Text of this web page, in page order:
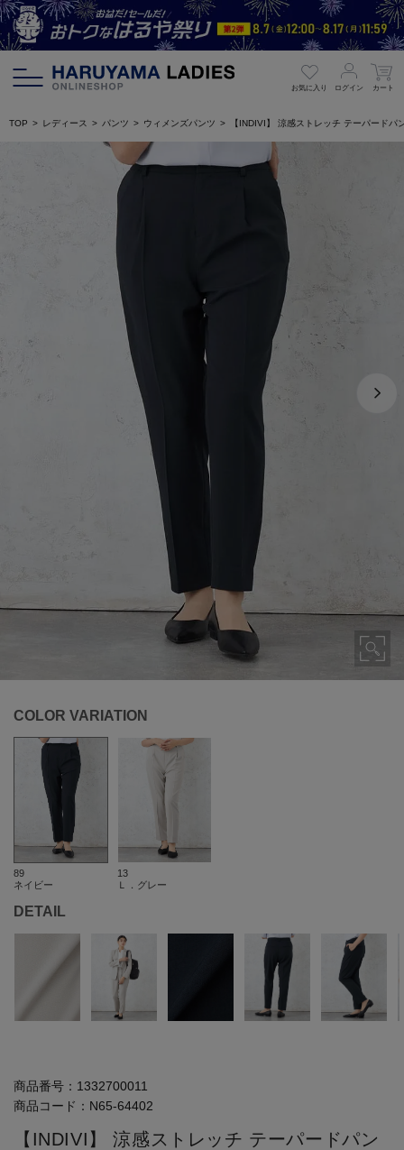
お気に入り ログイン カート
TOP レディース パンツ ウィメンズパンツ 【INDIVI】 涼感ストレッチ テーパード
COLOR VARIATION
89
ネイビー
13
Ｌ．グレー
DETAIL
商品番号： 1332700011
商品コード： N65-64402
【INDIVI】 涼感ストレッチ テーパードパン